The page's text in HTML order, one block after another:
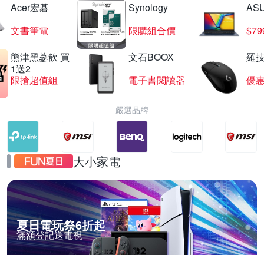
Acer宏碁
文書筆電
Synology
限購組合價
熊津黑蔘飲 買
1送2
限搶超值組
文石BOOX
電子書閱讀器
羅
優
嚴選品牌
大小家電
夏日電玩祭6折起
滿額登記送電視